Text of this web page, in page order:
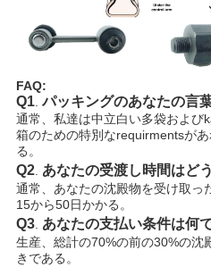
シ
ー
FAQ:
Q1.パッキングのあなたの言
通常、私達は中立白い多袋および
箱のための特別なrequirmentsが
る。
Q2. あなたの受渡し時間はど
通常、あなたの沈殿物を受け取っ
15から50日かかる。
Q3. あなたの支払い条件は何
生産、総計の70%の前の30%の沈
きである。